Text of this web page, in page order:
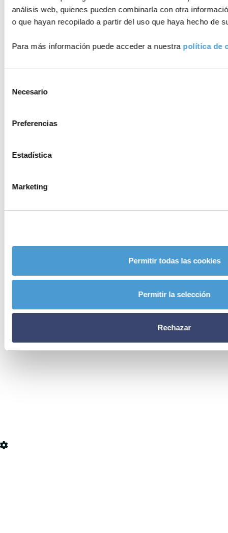
análisis web, quienes pueden combinarla con otra
o que hayan recopilado a partir del uso que haya hecho de
Para más información puede acceder a nuestra política de
Necesario
Preferencias
Estadística
Marketing
Permitir todas las cookies
Permitir la selección
Rechazar